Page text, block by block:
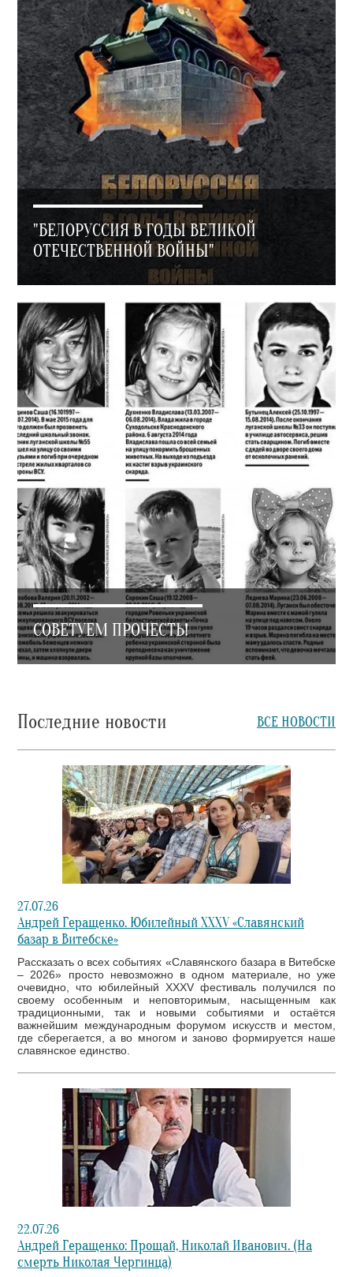
"БЕЛОРУССИЯ В ГОДЫ ВЕЛИКОЙ
ОТЕЧЕСТВЕННОЙ ВОЙНЫ"
СОВЕТУЕМ ПРОЧЕСТЬ!
Последние новости ВСЕ НОВОСТИ
27.07.26
Андрей Геращенко. Юбилейный XXXV «Славянский
базар в Витебске»
Рассказать о всех событиях «Славянского базара в Витебске
– 2026» просто невозможно в одном материале, но уже
очевидно, что юбилейный XXXV фестиваль получился по
своему особенным и неповторимым, насыщенным как
традиционными, так и новыми событиями и остаётся
важнейшим международным форумом искусств и местом,
где сберегается, а во многом и заново формируется наше
славянское единство.
22.07.26
Андрей Геращенко: Прощай, Николай Иванович. (На
смерть Николая Чергинца)